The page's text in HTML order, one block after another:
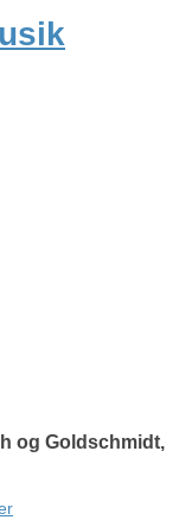
og Goldschmidt,